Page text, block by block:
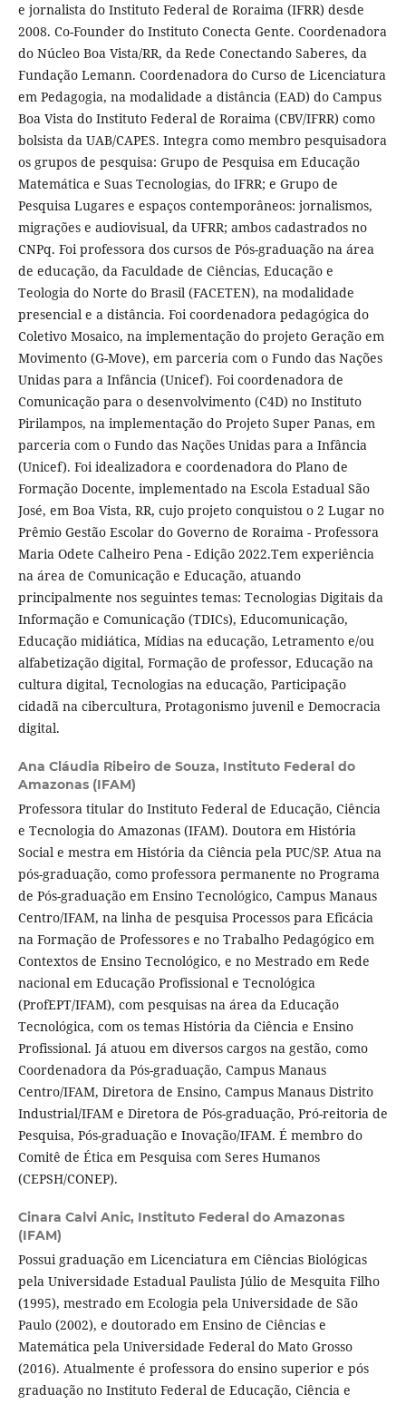
e jornalista do Instituto Federal de Roraima (IFRR) desde
2008. Co-Founder do Instituto Conecta Gente. Coordenadora
do Núcleo Boa Vista/RR, da Rede Conectando Saberes, da
Fundação Lemann. Coordenadora do Curso de Licenciatura
em Pedagogia, na modalidade a distância (EAD) do Campus
Boa Vista do Instituto Federal de Roraima (CBV/IFRR) como
bolsista da UAB/CAPES. Integra como membro pesquisadora
os grupos de pesquisa: Grupo de Pesquisa em Educação
Matemática e Suas Tecnologias, do IFRR; e Grupo de
Pesquisa Lugares e espaços contemporâneos: jornalismos,
migrações e audiovisual, da UFRR; ambos cadastrados no
CNPq. Foi professora dos cursos de Pós-graduação na área
de educação, da Faculdade de Ciências, Educação e
Teologia do Norte do Brasil (FACETEN), na modalidade
presencial e a distância. Foi coordenadora pedagógica do
Coletivo Mosaico, na implementação do projeto Geração em
Movimento (G-Move), em parceria com o Fundo das Nações
Unidas para a Infância (Unicef). Foi coordenadora de
Comunicação para o desenvolvimento (C4D) no Instituto
Pirilampos, na implementação do Projeto Super Panas, em
parceria com o Fundo das Nações Unidas para a Infância
(Unicef). Foi idealizadora e coordenadora do Plano de
Formação Docente, implementado na Escola Estadual São
José, em Boa Vista, RR, cujo projeto conquistou o 2 Lugar no
Prêmio Gestão Escolar do Governo de Roraima - Professora
Maria Odete Calheiro Pena - Edição 2022.Tem experiência
na área de Comunicação e Educação, atuando
principalmente nos seguintes temas: Tecnologias Digitais da
Informação e Comunicação (TDICs), Educomunicação,
Educação midiática, Mídias na educação, Letramento e/ou
alfabetização digital, Formação de professor, Educação na
cultura digital, Tecnologias na educação, Participação
cidadã na cibercultura, Protagonismo juvenil e Democracia
digital.
Ana Cláudia Ribeiro de Souza, Instituto Federal do
Amazonas (IFAM)
Professora titular do Instituto Federal de Educação, Ciência
e Tecnologia do Amazonas (IFAM). Doutora em História
Social e mestra em História da Ciência pela PUC/SP. Atua na
pós-graduação, como professora permanente no Programa
de Pós-graduação em Ensino Tecnológico, Campus Manaus
Centro/IFAM, na linha de pesquisa Processos para Eficácia
na Formação de Professores e no Trabalho Pedagógico em
Contextos de Ensino Tecnológico, e no Mestrado em Rede
nacional em Educação Profissional e Tecnológica
(ProfEPT/IFAM), com pesquisas na área da Educação
Tecnológica, com os temas História da Ciência e Ensino
Profissional. Já atuou em diversos cargos na gestão, como
Coordenadora da Pós-graduação, Campus Manaus
Centro/IFAM, Diretora de Ensino, Campus Manaus Distrito
Industrial/IFAM e Diretora de Pós-graduação, Pró-reitoria de
Pesquisa, Pós-graduação e Inovação/IFAM. É membro do
Comitê de Ética em Pesquisa com Seres Humanos
(CEPSH/CONEP).
Cinara Calvi Anic, Instituto Federal do Amazonas
(IFAM)
Possui graduação em Licenciatura em Ciências Biológicas
pela Universidade Estadual Paulista Júlio de Mesquita Filho
(1995), mestrado em Ecologia pela Universidade de São
Paulo (2002), e doutorado em Ensino de Ciências e
Matemática pela Universidade Federal do Mato Grosso
(2016). Atualmente é professora do ensino superior e pós
graduação no Instituto Federal de Educação, Ciência e